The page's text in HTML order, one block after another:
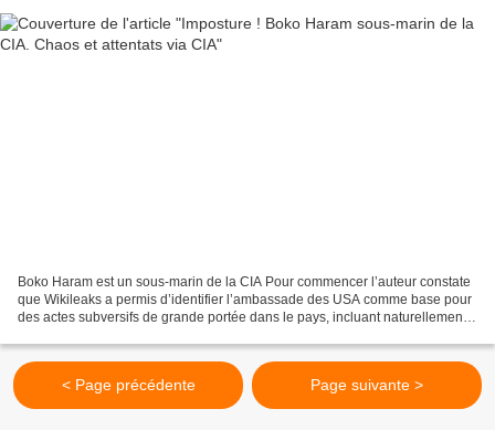
Boko Haram est un sous-marin de la CIA Pour commencer l’auteur constate
que Wikileaks a permis d’identifier l’ambassade des USA comme base pour
des actes subversifs de grande portée dans le pays, incluant naturellement
< Page précédente Page suivante >